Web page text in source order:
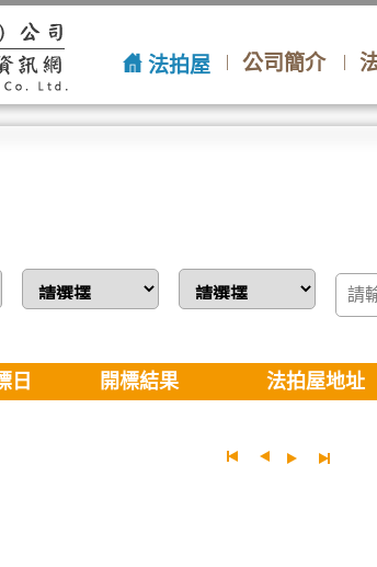
法拍屋 公司簡介
日 開標結果 法拍屋地址